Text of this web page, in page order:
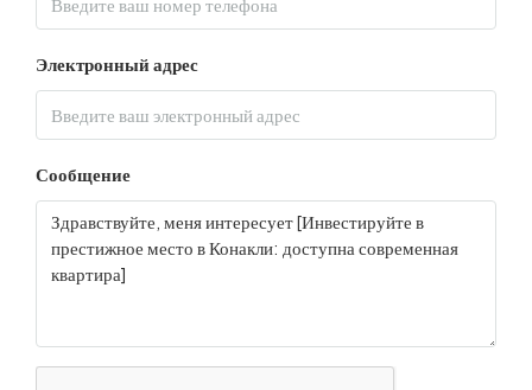
Электронный адрес
Сообщение